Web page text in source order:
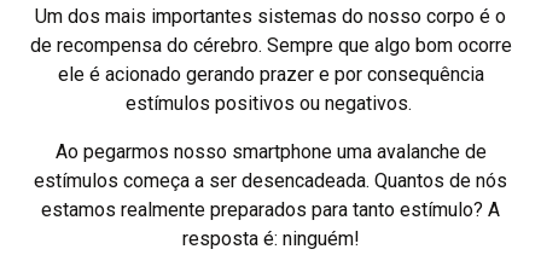
Um dos mais importantes sistemas do nosso corpo é o
de recompensa do cérebro. Sempre que algo bom ocorre
ele é acionado gerando prazer e por consequência
estímulos positivos ou negativos.
Ao pegarmos nosso smartphone uma avalanche de
estímulos começa a ser desencadeada. Quantos de nós
estamos realmente preparados para tanto estímulo? A
resposta é: ninguém!